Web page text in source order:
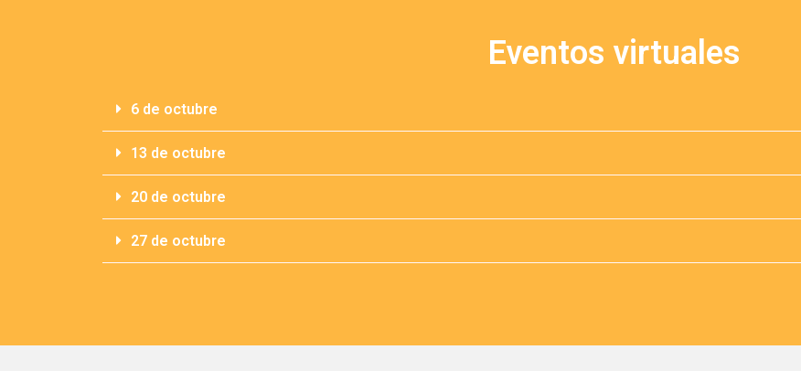
Eventos virtuales
6 de octubre
13 de octubre
20 de octubre
27 de octubre